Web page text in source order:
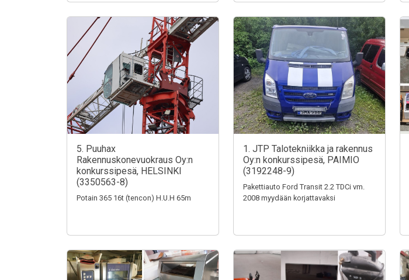
5. Puuhax
Rakennuskonevuokraus Oy:n
konkurssipesä, HELSINKI
(3350563-8)
Potain 365 16t (tencon) H.U.H 65m
1. JTP Talotekniikka ja rakennus
Oy:n konkurssipesä, PAIMIO
(3192248-9)
Pakettiauto Ford Transit 2.2 TDCi vm.
2008 myydään korjattavaksi